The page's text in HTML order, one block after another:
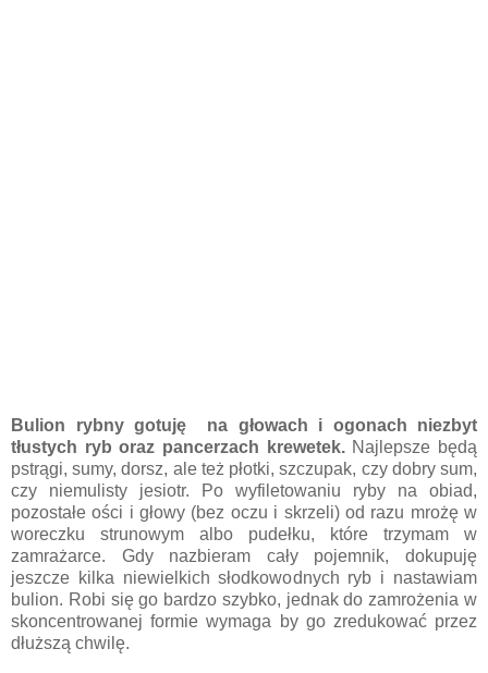
Bulion rybny gotuję na głowach i ogonach niezbyt
tłustych ryb oraz pancerzach krewetek.Najlepsze będą
pstrągi, sumy, dorsz, ale też płotki, szczupak, czy dobry sum,
czy niemulisty jesiotr. Po wyfiletowaniu ryby na obiad,
pozostałe ości i głowy (bez oczu i skrzeli) od razu mrożę w
woreczku strunowym albo pudełku, które trzymam w
zamrażarce. Gdy nazbieram cały pojemnik, dokupuję
jeszcze kilka niewielkich słodkowodnych ryb i nastawiam
bulion. Robi się go bardzo szybko, jednak do zamrożenia w
skoncentrowanej formie wymaga by go zredukować przez
dłuższą chwilę.